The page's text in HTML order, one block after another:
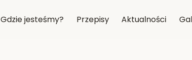
Gdzie jesteśmy? Przepisy Aktualności